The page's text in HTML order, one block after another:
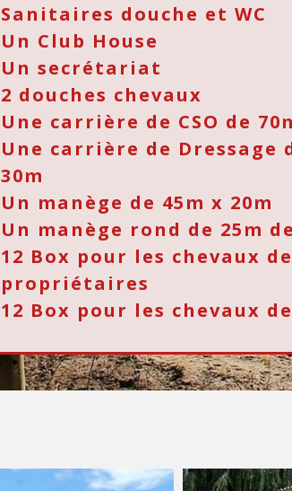
Sanitaires douche et WC
Un Club House
Un secrétariat
2 douches chevaux
Une carrière de CSO de
Une carrière de Dressage
30m
Un manège de 45m x 20m
Un manège rond de 25m
12 Box pour les chevaux de
propriétaires
12 Box pour les chevaux